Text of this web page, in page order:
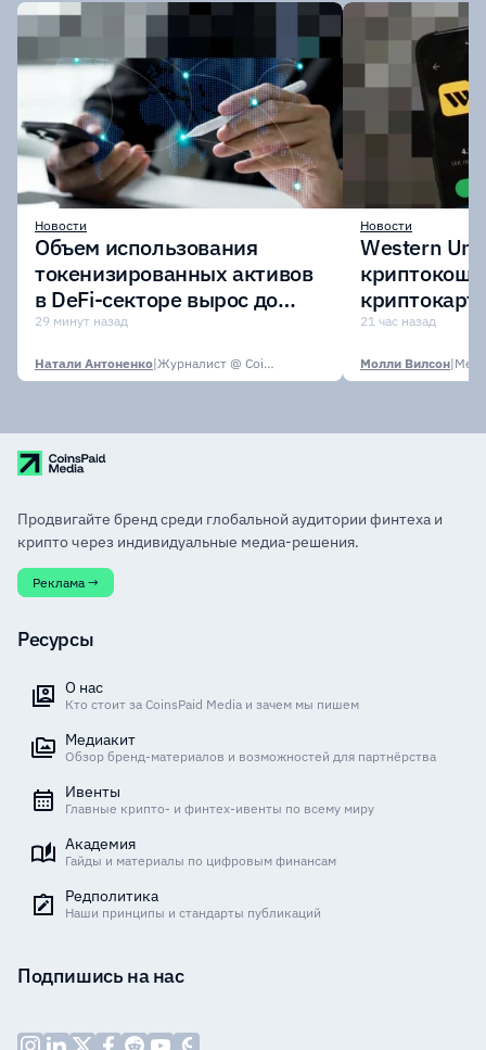
Новости
Объем использования
токенизированных активов
в DeFi-секторе вырос до
$7,4 млрд
29 минут назад
Натали Антоненко| Журналист @ CoinsPaid Media
Новости
Western
21 час назад
Молли Вилсон|
Продвигайте бренд среди глобальной аудитории финтеха и
крипто через индивидуальные медиа-решения.
Реклама →
Ресурсы
О нас
Кто стоит за CoinsPaid Media и зачем мы пишем
Медиакит
Обзор бренд-материалов и возможностей для партнёрства
Ивенты
Главные крипто- и финтех-ивенты по всему миру
Академия
Гайды и материалы по цифровым финансам
Редполитика
Наши принципы и стандарты публикаций
Подпишись на нас